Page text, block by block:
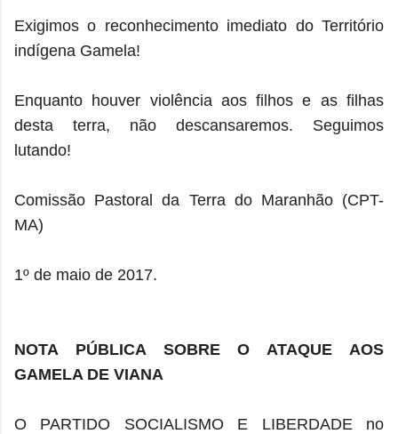
Exigimos o reconhecimento imediato do Território
indígena Gamela!
Enquanto houver violência aos filhos e as filhas
desta terra, não descansaremos. Seguimos
lutando!
Comissão Pastoral da Terra do Maranhão (CPT-
MA)
1º de maio de 2017.
NOTA PÚBLICA SOBRE O ATAQUE AOS
GAMELA DE VIANA
O PARTIDO SOCIALISMO E LIBERDADE no